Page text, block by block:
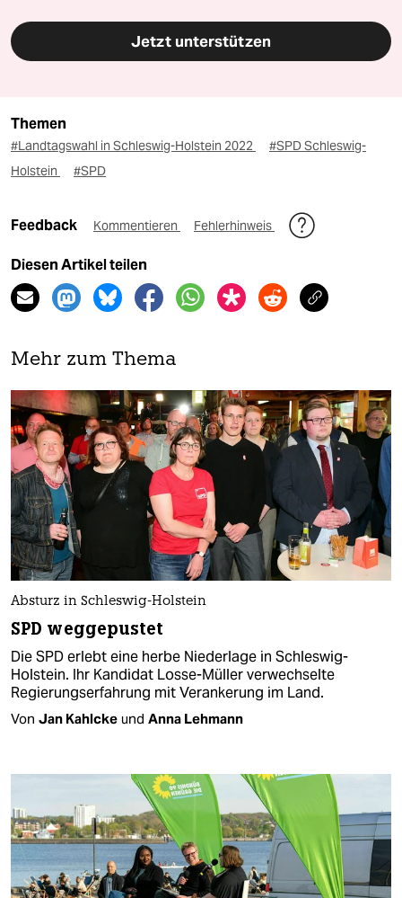
Jetzt unterstützen
Themen
#Landtagswahl in Schleswig-Holstein 2022
#SPD Schleswig-
Holstein
#SPD
Feedback Kommentieren Fehlerhinweis
Diesen Artikel teilen
Mehr zum Thema
Absturz in Schleswig-Holstein
SPD weggepustet
Die SPD erlebt eine herbe Niederlage in Schleswig-
Holstein. Ihr Kandidat Losse-Müller verwechselte
Regierungserfahrung mit Verankerung im Land.
Von Jan Kahlcke und Anna Lehmann